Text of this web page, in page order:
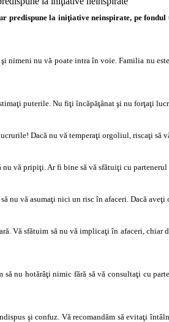
predispune la iniţiative neinspirate, pe
nimeni nu vă poate intra în voie. Familia nu
puterile. Nu fiţi încăpăţânat şi nu forţaţi
Dacă nu vă temperaţi orgoliul, riscaţi
vă pripiţi. Ar fi bine să vă sfătuiţi cu
nu vă asumaţi nici un risc în afaceri. Dacă
Vă sfătuim să nu vă implicaţi în afaceri,
nu hotărâţi nimic fără să vă consultaţi cu
şi confuz. Vă recomandăm să evitaţi